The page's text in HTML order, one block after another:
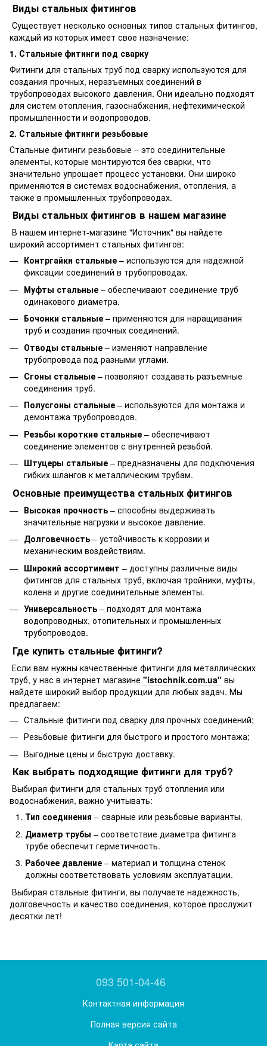
Виды стальных фитингов
Существует несколько основных типов стальных фитингов,
каждый из которых имеет свое назначение:
1. Стальные фитинги под сварку
Фитинги для стальных труб под сварку используются для
создания прочных, неразъемных соединений в
трубопроводах высокого давления. Они идеально подходят
для систем отопления, газоснабжения, нефтехимической
промышленности и водопроводов.
2. Стальные фитинги резьбовые
Стальные фитинги резьбовые – это соединительные
элементы, которые монтируются без сварки, что
значительно упрощает процесс установки. Они широко
применяются в системах водоснабжения, отопления, а
также в промышленных трубопроводах.
Виды стальных фитингов в нашем магазине
В нашем интернет-магазине "Источник" вы найдете
широкий ассортимент стальных фитингов:
Контргайки стальные – используются для надежной
фиксации соединений в трубопроводах.
Муфты стальные – обеспечивают соединение труб
одинакового диаметра.
Бочонки стальные – применяются для наращивания
труб и создания прочных соединений.
Отводы стальные – изменяют направление
трубопровода под разными углами.
Сгоны стальные – позволяют создавать разъемные
соединения труб.
Полусгоны стальные – используются для монтажа и
демонтажа трубопроводов.
Резьбы короткие стальные – обеспечивают
соединение элементов с внутренней резьбой.
Штуцеры стальные – предназначены для подключения
гибких шлангов к металлическим трубам.
Основные преимущества стальных фитингов
Высокая прочность – способны выдерживать
значительные нагрузки и высокое давление.
Долговечность – устойчивость к коррозии и
механическим воздействиям.
Широкий ассортимент – доступны различные виды
фитингов для стальных труб, включая тройники, муфты,
колена и другие соединительные элементы.
Универсальность – подходят для монтажа
водопроводных, отопительных и промышленных
трубопроводов.
Где купить стальные фитинги?
Если вам нужны качественные фитинги для металлических
труб, у нас в интернет магазине "istochnik.com.ua" вы
найдете широкий выбор продукции для любых задач. Мы
предлагаем:
Стальные фитинги под сварку для прочных соединений;
Резьбовые фитинги для быстрого и простого монтажа;
Выгодные цены и быструю доставку.
Как выбрать подходящие фитинги для труб?
Выбирая фитинги для стальных труб отопления или
водоснабжения, важно учитывать:
Тип соединения – сварные или резьбовые варианты.
Диаметр трубы – соответствие диаметра фитинга
трубе обеспечит герметичность.
Рабочее давление – материал и толщина стенок
должны соответствовать условиям эксплуатации.
Выбирая стальные фитинги, вы получаете надежность,
долговечность и качество соединения, которое прослужит
десятки лет!
093 501-04-46
Контактная информация
Полная версия сайта